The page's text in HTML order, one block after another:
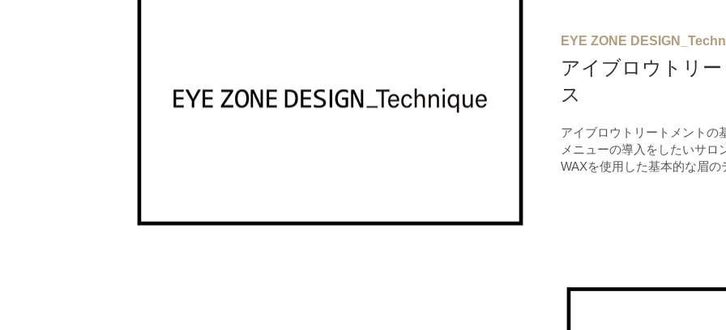
EYE ZONE
アイブロウトリ
ス
アイブロウトリートメントの
メニューの導入をしたいサロ
WAXを使用した基本的な眉の